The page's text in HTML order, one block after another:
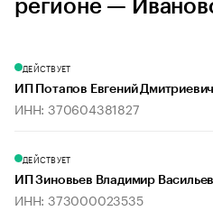
регионе —
ДЕЙСТВУЕТ
ИП Потапов Евгений Дмитриевич
ИНН: 370604381827
ДЕЙСТВУЕТ
ИП Зиновьев Владимир
ИНН: 373000023535